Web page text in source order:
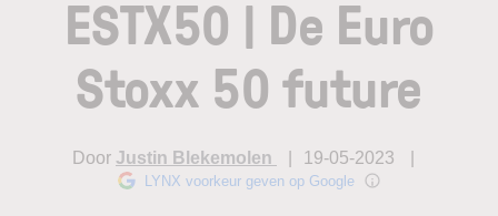
ESTX50 | De Euro
Stoxx 50 future
Door Justin Blekemolen 19-05-2023
LYNX voorkeur geven op Google